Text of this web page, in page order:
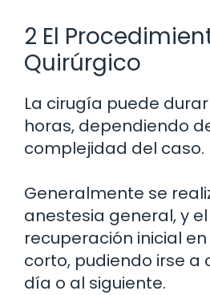
2 El
Quirúrgico
La cirugía puede durar
horas, dependiendo
complejidad del caso.
Generalmente se
anestesia general, y
recuperación inicial
corto, pudiendo irse a
día o al siguiente.